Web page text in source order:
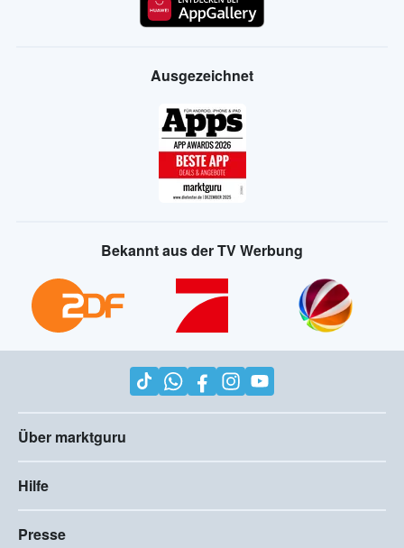
Ausgezeichnet
Bekannt aus der TV Werbung
Über marktguru
Hilfe
Presse